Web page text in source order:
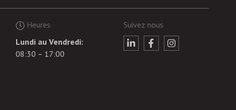
Heures
Lundi au Vendredi:
08:30 – 17:00
Suivez nous